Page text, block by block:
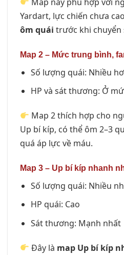
Yardart, lực chiến chưa
ôm quái trước khi chuyển
Map 2 – Mức trung bình,
Số lượng quái: Nhiều
HP và sát thương: Ở
Map 2 thích hợp cho
Up bí kíp, có thể ôm 2–3
quá áp lực về máu.
Map 3 – Up bí kíp nhanh
Số lượng quái: Nhiều
HP quái: Cao
Sát thương: Mạnh nhất
Đây là map Up bí kíp